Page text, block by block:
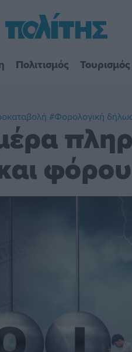
Πολιτισμός Τουρισμός
#Φορολογική